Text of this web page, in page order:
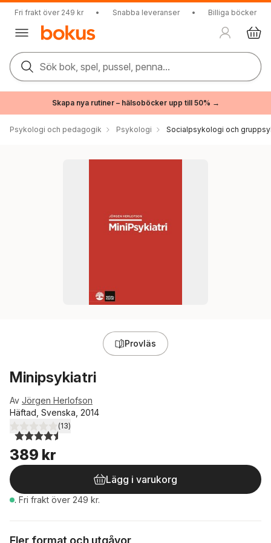
Fri frakt över 249 kr • Snabba leveranser • Billiga böcker
Sök bok, spel, pussel, penna...
Skapa nya rutiner – hälsoböcker upp till 50% →
Psykologi och pedagogik Psykologi Socialpsykologi och
Provläs
Minipsykiatri
Av Jörgen Herlofson
Häftad, Svenska, 2014
4,5utav 5 stjärnor. Totalt antal röster:
(13)
389 kr
Lägg i varukorg
. Fri frakt över 249 kr.
Fler format och utgåvor